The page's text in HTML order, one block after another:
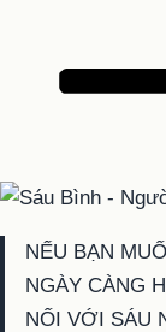
NẾU BẠN
NGÀY CÀNG
NỐI VỚI SÁU